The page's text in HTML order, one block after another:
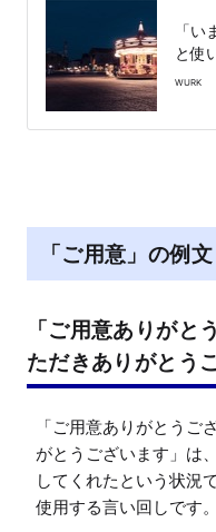
「
と使
WURK
「ご用意」の例文
「ご用意ありがと
ただきありがとう
「ご用意ありがとうご
がとうございます」は
してくれたという状況
使用する言い回しです。